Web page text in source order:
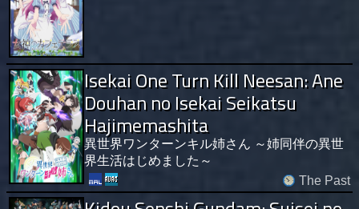
Isekai One Turn Kill Neesan: Ane
Douhan no Isekai Seikatsu
Hajimemashita
異世界ワンターンキル姉さん ～姉同伴の異世
界生活はじめました～
The Past